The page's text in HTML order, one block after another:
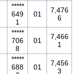
*****
649
1
01
7,476
6
*****
706
8
01
7,466
1
*****
688
01
7,456
3